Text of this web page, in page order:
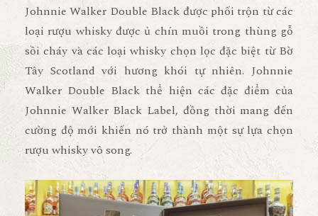
Johnnie Walker Double Black được phối trộn từ các
loại rượu whisky được ủ chín muồi trong thùng gỗ
sồi cháy và các loại whisky chọn lọc đặc biệt từ Bờ
Tây Scotland với hương khói tự nhiên. Johnnie
Walker Double Black thể hiện các đặc điểm của
Johnnie Walker Black Label, đồng thời mang đến
cường độ mới khiến nó trở thành một sự lựa chọn
rượu whisky vô song.